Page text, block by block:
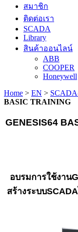
สมาชิก
ติดต่อเรา
SCADA
Library
สินค้าออนไลน์
ABB
COOPER
Honeywell
Home > EN >
BASIC TRAINING
GENESIS64
อบรมการใช้งาน
สร้างระบบ